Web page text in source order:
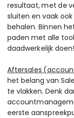
resultaat, met de
sluiten en vaak
behalen. Binnen
paden met alle
daadwerkelijk doen!
Aftersales
het belang van
te vlakken. Denk
eerste